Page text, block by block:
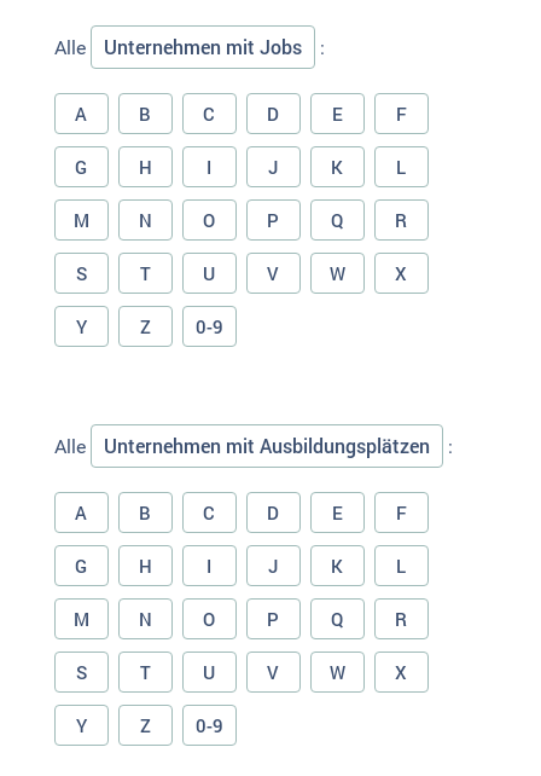
Alle Unternehmen mit Jobs :
A B C D E F
G H I J K L
M N O P Q R
S T U V W X
Y Z 0-9
Alle Unternehmen mit Ausbildungsplätzen :
A B C D E F
G H I J K L
M N O P Q R
S T U V W X
Y Z 0-9